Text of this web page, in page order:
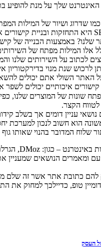
כמו שדרוג ושיור של המילות
שלנו? באמצעות הבנייה של
לכתוב על השירותים שלנו
האתר השולי אתם יכולים
איכותיים יכולים לשפר
שונות של המוצרים שלנו,
הקצר.
עניין דומים אך בשלב
הוא חשוב לנכון למערכת
שלוח המדובר בהנוי שאותו
עם ומאמרים הנושאים
העסק